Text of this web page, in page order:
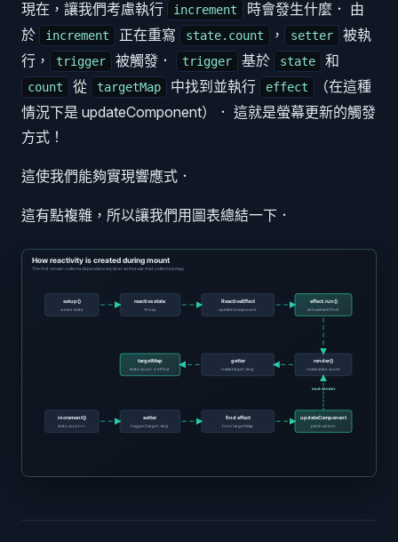
現在，讓我們考慮執行 increment
時會發生什麼． 由
於
increment 正在重寫 state.count ， setter
被執
行，
trigger 被觸發． trigger 基於 state 和
count 從 targetMap 中找到並執行 effect
（在這種
情況下是 updateComponent）． 這就是螢幕更新的觸發
方式！
這使我們能夠實現響應式．
這有點複雜，所以讓我們用圖表總結一下．